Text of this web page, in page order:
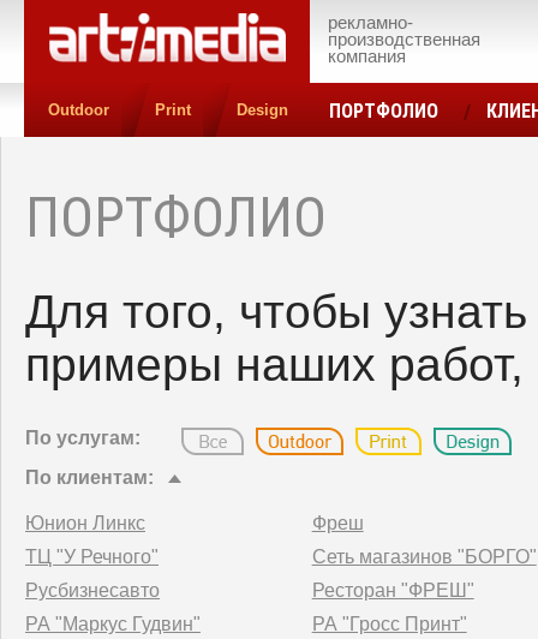
рекламно-
производственная
компания
Outdoor Print Design ПОРТФОЛИО
ПОРТФОЛИО
Для того, чтобы
примеры наших работ,
По услугам:
По клиентам:
Юнион Линкс
Фреш
ТЦ "У Речного"
Сеть магазинов "БОРГО"
Русбизнесавто
Ресторан "ФРЕШ"
РА "Маркус Гудвин"
РА "Гросс Принт"